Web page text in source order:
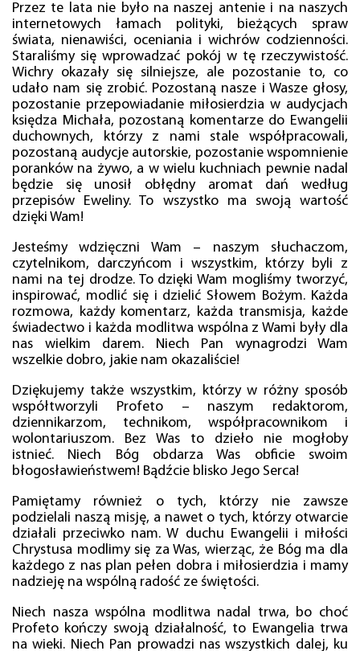
Przez te lata nie było na naszej antenie i na naszych
internetowych łamach polityki, bieżących spraw
świata, nienawiści, oceniania i wichrów codzienności.
Staraliśmy się wprowadzać pokój w tę rzeczywistość.
Wichry okazały się silniejsze, ale pozostanie to, co
udało nam się zrobić. Pozostaną nasze i Wasze głosy,
pozostanie przepowiadanie miłosierdzia w audycjach
księdza Michała, pozostaną komentarze do Ewangelii
duchownych, którzy z nami stale współpracowali,
pozostaną audycje autorskie, pozostanie wspomnienie
poranków na żywo, a w wielu kuchniach pewnie nadal
będzie się unosił obłędny aromat dań według
przepisów Eweliny. To wszystko ma swoją wartość
dzięki Wam!
Jesteśmy wdzięczni Wam – naszym słuchaczom,
czytelnikom, darczyńcom i wszystkim, którzy byli z
nami na tej drodze. To dzięki Wam mogliśmy tworzyć,
inspirować, modlić się i dzielić Słowem Bożym. Każda
rozmowa, każdy komentarz, każda transmisja, każde
świadectwo i każda modlitwa wspólna z Wami były dla
nas wielkim darem. Niech Pan wynagrodzi Wam
wszelkie dobro, jakie nam okazaliście!
Dziękujemy także wszystkim, którzy w różny sposób
współtworzyli Profeto – naszym redaktorom,
dziennikarzom, technikom, współpracownikom i
wolontariuszom. Bez Was to dzieło nie mogłoby
istnieć. Niech Bóg obdarza Was obficie swoim
błogosławieństwem! Bądźcie blisko Jego Serca!
Pamiętamy również o tych, którzy nie zawsze
podzielali naszą misję, a nawet o tych, którzy otwarcie
działali przeciwko nam. W duchu Ewangelii i miłości
Chrystusa modlimy się za Was, wierząc, że Bóg ma dla
każdego z nas plan pełen dobra i miłosierdzia i mamy
nadzieję na wspólną radość ze świętości.
Niech nasza wspólna modlitwa nadal trwa, bo choć
Profeto kończy swoją działalność, to Ewangelia trwa
na wieki. Niech Pan prowadzi nas wszystkich dalej, ku